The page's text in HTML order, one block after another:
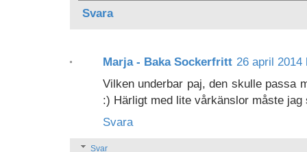
Svara
Marja - Baka Sockerfritt 26 april 2014
Vilken underbar paj, den skulle passa
:) Härligt med lite vårkänslor måste jag
Svara
Svar